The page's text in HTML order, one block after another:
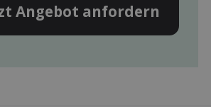
Angebot anfordern